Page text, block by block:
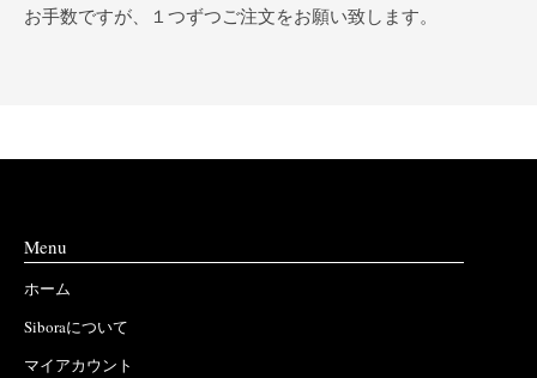
お手数ですが、１つずつご注文をお願い致します。
Menu
ホーム
Siboraについて
マイアカウント